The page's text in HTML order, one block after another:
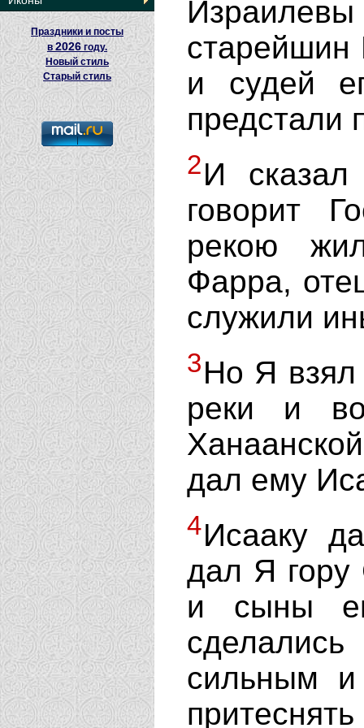
Праздники и посты
в2026 году.
Новый стиль
Старый стиль
старейшин
и судей
предстали
2И
говорит
рекою
Фарра,
служили
3Но Я взял
реки и
дал ему
4Исааку
дал Я
и сыны
сильным и